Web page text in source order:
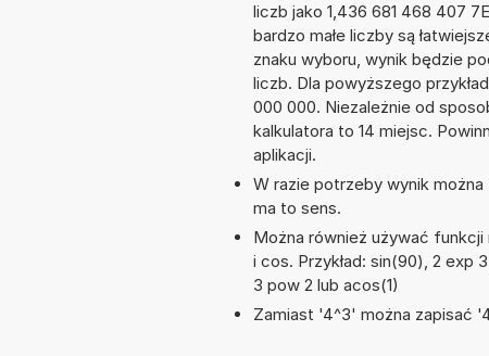
liczb jako 1,436 681 468 407
bardzo małe liczby są
znaku wyboru, wynik będzie
liczb. Dla powyższego
000 000. Niezależnie od
kalkulatora to 14 miejsc.
aplikacji.
W razie potrzeby wynik
ma to sens.
Można również używać
i cos. Przykład: sin(90), 2 exp
3 pow 2 lub acos(1)
Zamiast '4^3' można zapisać